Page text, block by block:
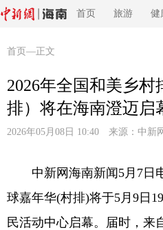
首页 旅游 健
首页 —正文
2026年全国和美乡
排）将在海南澄迈启
2026年05月08日 10:40 来源： 中新
中新网海南新闻5月7日
球嘉年华(村排)将于5月9日
民活动中心启幕。届时，来